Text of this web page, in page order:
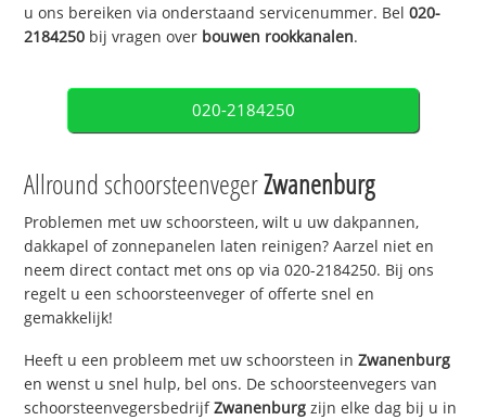
u ons bereiken via onderstaand servicenummer. Bel020-
2184250 bij vragen over bouwen rookkanalen.
020-2184250
Allround schoorsteenvegerZwanenburg
Problemen met uw schoorsteen, wilt u uw dakpannen,
dakkapel of zonnepanelen laten reinigen? Aarzel niet en
neem direct contact met ons op via 020-2184250. Bij ons
regelt u een schoorsteenveger of offerte snel en
gemakkelijk!
Heeft u een probleem met uw schoorsteen inZwanenburg
en wenst u snel hulp, bel ons. De schoorsteenvegers van
schoorsteenvegersbedrijfZwanenburg zijn elke dag bij u in